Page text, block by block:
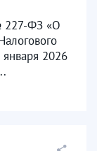
227-ФЗ «О
2026